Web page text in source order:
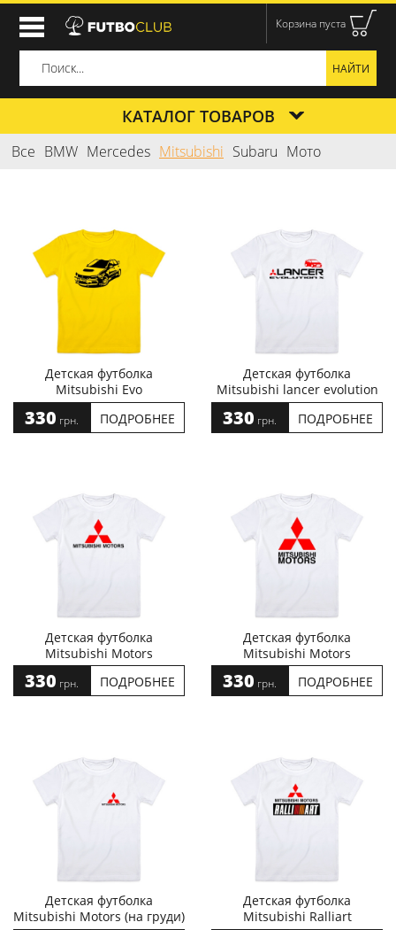
Корзина пуста
КАТАЛОГ ТОВАРОВ
Все BMW Mercedes Mitsubishi Subaru Мото
Детская футболка
Mitsubishi Evo
330 грн. ПОДРОБНЕЕ
Детская футболка
Mitsubishi lancer evolution
330 грн. ПОДРОБНЕЕ
Детская футболка
Mitsubishi Motors
330 грн. ПОДРОБНЕЕ
Детская футболка
Mitsubishi Motors
330 грн. ПОДРОБНЕЕ
Детская футболка
Mitsubishi Motors (на груди)
Детская футболка
Mitsubishi Ralliart